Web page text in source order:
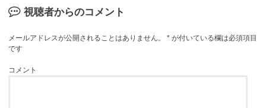
視聴者からのコメント
メールアドレスが公開されることはありません。 * が付いている欄は必須項目
です
コメント